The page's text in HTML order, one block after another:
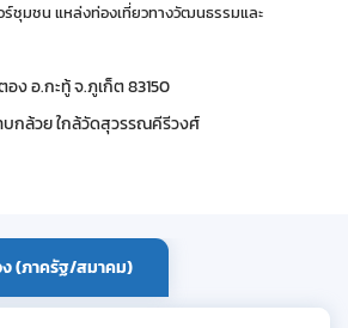
ชุมชน แหล่งท่องเที่ยวทางวัฒนธรรมและ
ง อ.กะทู้ จ.ภูเก็ต 83150
บกล้วย ใกล้วัดสุวรรณคีรีวงศ์
(ภาครัฐ/สมาคม)